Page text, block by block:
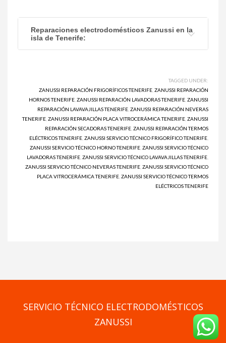
Reparaciones electrodomésticos Zanussi en la
isla de Tenerife:
TAGGED UNDER:
ZANUSSI REPARACIÓN FRIGORÍFICOS TENERIFE ZANUSSI REPARACIÓN
HORNOS TENERIFE ZANUSSI REPARACIÓN LAVADORAS TENERIFE ZANUSSI
REPARACIÓN LAVAVAJILLAS TENERIFE ZANUSSI REPARACIÓN NEVERAS
TENERIFE ZANUSSI REPARACIÓN PLACA VITROCERÁMICA TENERIFE ZANUSSI
REPARACIÓN SECADORAS TENERIFE ZANUSSI REPARACIÓN TERMOS
ELÉCTRICOS TENERIFE ZANUSSI SERVICIO TÉCNICO FRIGORÍFICO TENERIFE
ZANUSSI SERVICIO TÉCNICO HORNO TENERIFE ZANUSSI SERVICIO TÉCNICO
LAVADORAS TENERIFE ZANUSSI SERVICIO TÉCNICO LAVAVAJILLAS TENERIFE
ZANUSSI SERVICIO TÉCNICO NEVERAS TENERIFE ZANUSSI SERVICIO TÉCNICO
PLACA VITROCERÁMICA TENERIFE ZANUSSI SERVICIO TÉCNICO TERMOS
ELÉCTRICOS TENERIFE
SERVICIO TÉCNICO ELECTRODOMÉSTICOS
ZANUSSI